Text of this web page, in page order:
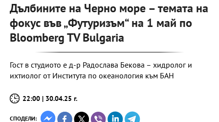
Дълбините на Черно море – темата на
фокус във „Футуризъм“ на 1 май по
Bloomberg TV Bulgaria
Гост в студиото е д-р Радослава Бекова – хидролог и
ихтиолог от Института по океанология към БАН
22:00 | 30.04.25 г.
СПОДЕЛИ: